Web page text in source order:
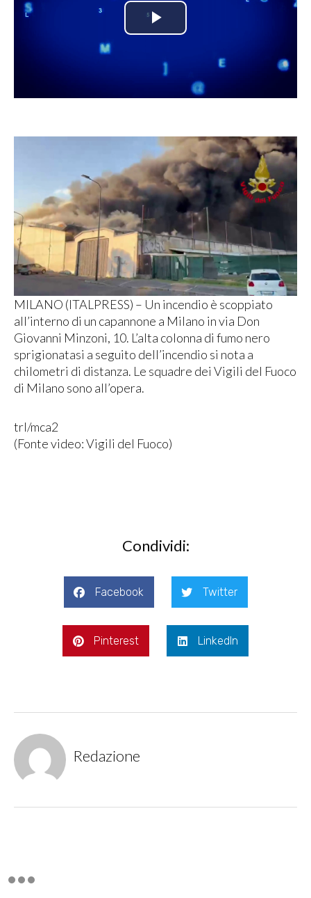
Play
Video
MILANO (ITALPRESS) – Un incendio è scoppiato
all’interno di un capannone a Milano in via Don
Giovanni Minzoni, 10. L’alta colonna di fumo nero
sprigionatasi a seguito dell’incendio si nota a
chilometri di distanza. Le squadre dei Vigili del Fuoco
di Milano sono all’opera.
trl/mca2
(Fonte video: Vigili del Fuoco)
Condividi:
Facebook Twitter
Pinterest LinkedIn
Redazione